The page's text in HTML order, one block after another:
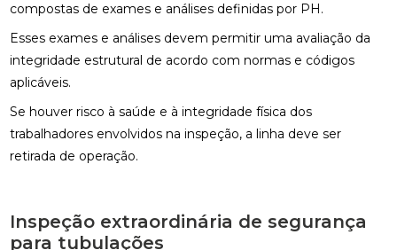
compostas de exames e análises definidas por PH.
Esses exames e análises devem permitir uma avaliação da
integridade estrutural de acordo com normas e códigos
aplicáveis.
Se houver risco à saúde e à integridade física dos
trabalhadores envolvidos na inspeção, a linha deve ser
retirada de operação.
Inspeção extraordinária de segurança
para tubulações